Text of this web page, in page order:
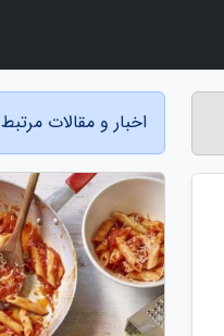
اخبار و مقالات مرتبط